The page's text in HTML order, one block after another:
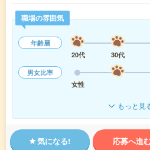
職場の雰囲気
年齢層
20代
30代
男女比率
女性
もっと見
気になる! 応募へ進